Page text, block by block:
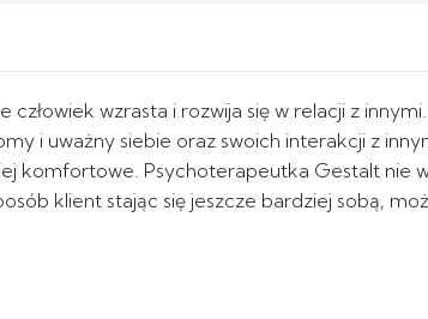
wzrasta i rozwija się w relacji z
i uważny siebie oraz swoich interakcji z
komfortowe. Psychoterapeutka Gestalt nie
klient stając się jeszcze bardziej sobą,